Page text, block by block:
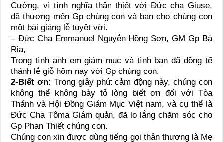
Cường, vì tình nghĩa thân thiết với Ðức cha Giuse,
đã thương mến Gp chúng con và ban cho chúng con
một bài giảng lễ tuyệt vời.
– Đức Cha Emmanuel Nguyễn Hồng Sơn, GM Gp Bà
Rịa,
Trong tình anh em giám mục và tình bạn đã đồng tế
thánh lễ giỗ hôm nay với Gp chúng con.
2-Biết ơn: Trong giây phút cảm động này, chúng con
không thể không bày tỏ lòng biết ơn đối với Tòa
Thánh và Hội Đồng Giám Mục Việt nam, và cụ thể là
Đức Cha Tôma Giám quản, đã lo lắng chăm sóc cho
Gp Phan Thiết chúng con.
Chúng con xin được dùng tiếng gọi thân thương là Mẹ